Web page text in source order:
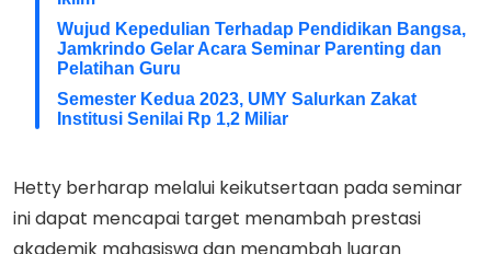
Wujud Kepedulian Terhadap Pendidikan Bangsa,
Jamkrindo Gelar Acara Seminar Parenting dan
Pelatihan Guru
Semester Kedua 2023, UMY Salurkan Zakat
Institusi Senilai Rp 1,2 Miliar
Hetty berharap melalui keikutsertaan pada seminar
ini dapat mencapai target menambah prestasi
akademik mahasiswa dan menambah luaran